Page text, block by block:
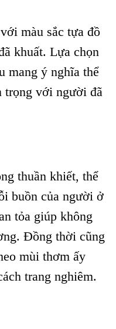
màu sắc tựa đồ
khuất. Lựa chọn
mang ý nghĩa thể
trọng với người đã
thuần khiết, thể
buồn của người ở
tỏa giúp không
Đồng thời cũng
mùi thơm ấy
trang nghiêm.